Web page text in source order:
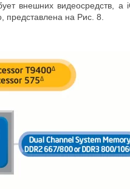
внешних видеосредств,
представлена на Рис. 8.